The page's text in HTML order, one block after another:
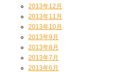
2013年12月
2013年11月
2013年10月
2013年9月
2013年8月
2013年7月
2013年6月